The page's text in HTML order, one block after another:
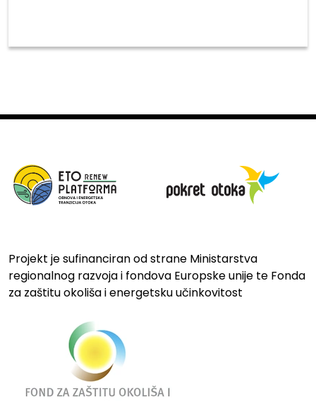
Projekt je sufinanciran od strane Ministarstva
regionalnog razvoja i fondova Europske unije te Fonda
za zaštitu okoliša i energetsku učinkovitost